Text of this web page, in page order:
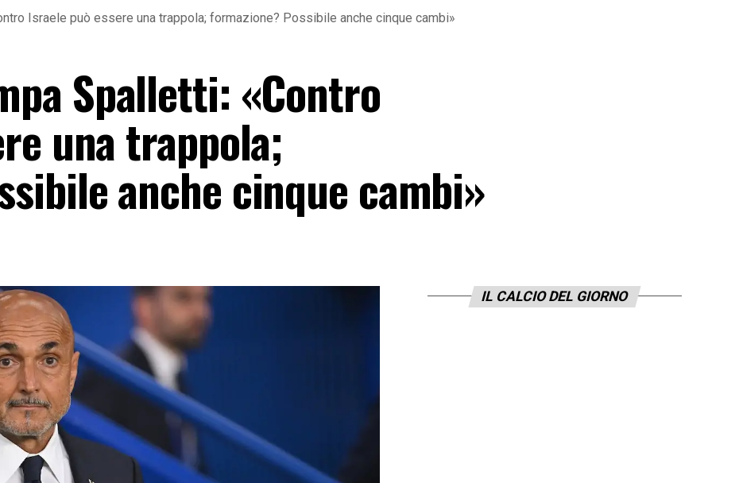
Israele può essere una trappola; formazione? Possibile anche cinque cambi»
Spalletti: «Contro
una trappola;
anche cinque cambi»
IL CALCIO DEL GIORNO